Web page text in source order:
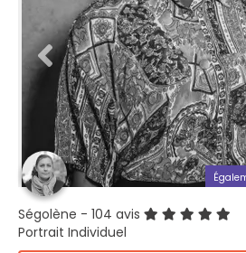
Ségolène - 104 avis
Portrait Individuel